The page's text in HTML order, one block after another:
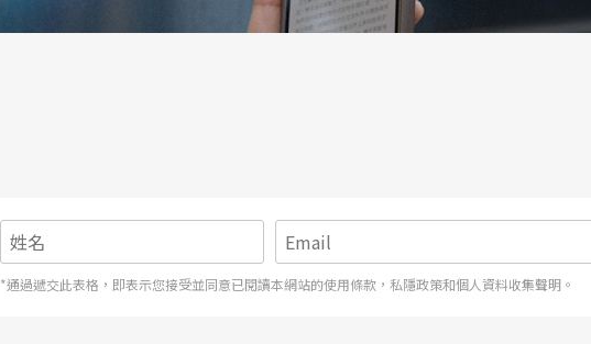
*通過遞交此表格，即表示您接受並同意已閱讀本網站的使用條款，私隱政策和個人資料收集聲明。